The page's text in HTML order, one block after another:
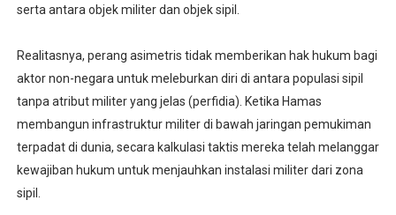
serta antara objek militer dan objek sipil.
Realitasnya, perang asimetris tidak memberikan hak hukum bagi
aktor non-negara untuk meleburkan diri di antara populasi sipil
tanpa atribut militer yang jelas (perfidia). Ketika Hamas
membangun infrastruktur militer di bawah jaringan pemukiman
terpadat di dunia, secara kalkulasi taktis mereka telah melanggar
kewajiban hukum untuk menjauhkan instalasi militer dari zona
sipil.